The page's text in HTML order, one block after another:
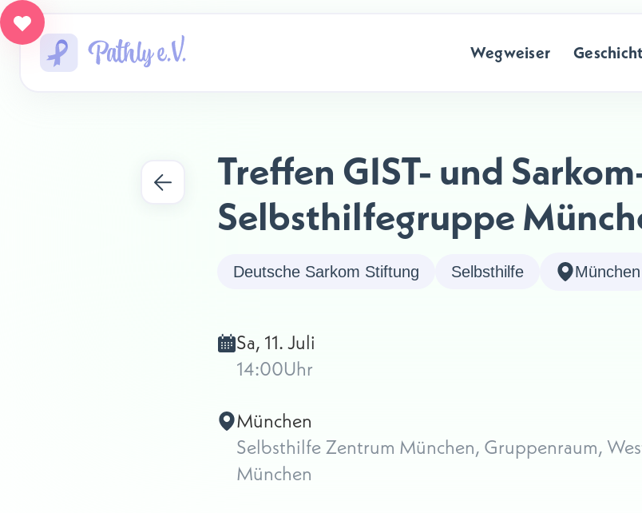
Wegweiser
Treffen GIST- und
Selbsthilfegruppe
Deutsche Sarkom Stiftung Selbsthilfe München
Sa, 11. Juli
14:00Uhr
München
Selbsthilfe Zentrum München, Gruppenraum,
München